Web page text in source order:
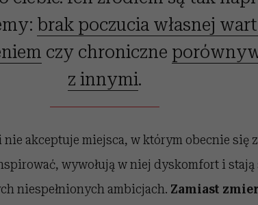
brak poczucia własnej
czy chroniczne
z innymi.
akceptuje miejsca, w którym obecnie się
wywołują w niej dyskomfort i
niespełnionych ambicjach. Zamiast